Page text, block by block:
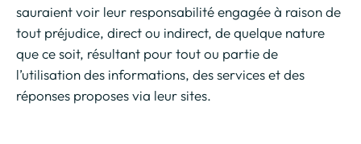
sauraient voir leur responsabilité engagée à raison de
tout préjudice, direct ou indirect, de quelque nature
que ce soit, résultant pour tout ou partie de
l’utilisation des informations, des services et des
réponses proposes via leur sites.